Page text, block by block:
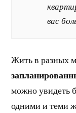
вас
Жить в разных
можно увидеть
одними и теми